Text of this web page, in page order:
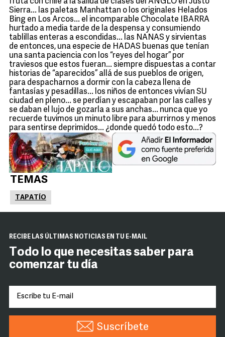
Sierra... las paletas Manhattan o los originales Helados
Bing en Los Arcos... el incomparable Chocolate IBARRA
hurtado a media tarde de la despensa y consumiendo
tablillas enteras a escondidas... las NANAS y sirvientas
de entonces, una especie de HADAS buenas que tenían
una santa paciencia con los “reyes del hogar” por
traviesos que estos fueran... siempre dispuestas a contar
historias de “aparecidos” allá de sus pueblos de origen,
para despacharnos a dormir con la cabeza llena de
fantasías y pesadillas... los niños de entonces vivían SU
ciudad en pleno... se perdían y escapaban por las calles y
se daban el lujo de gozarla a sus anchas... nunca que yo
recuerde tuvimos un minuto libre para aburrirnos y menos
para sentirse deprimidos... ¿donde quedó todo esto...?
TEMAS
TAPATÍO
RECIBE LAS ÚLTIMAS NOTICIAS EN TU E-MAIL
Todo lo que necesitas saber para
comenzar tu día
Suscríbete